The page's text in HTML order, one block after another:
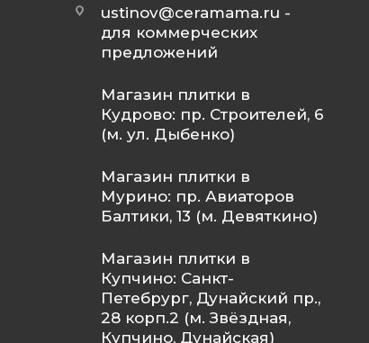
ustinov@ceramama.ru -
для коммерческих
предложений
Магазин плитки в
Кудрово: пр. Строителей, 6
(м. ул. Дыбенко)
Магазин плитки в
Мурино: пр. Авиаторов
Балтики, 13 (м. Девяткино)
Магазин плитки в
Купчино: Санкт-
Петебрург, Дунайский пр.,
28 корп.2 (м. Звёздная,
Купчино, Дунайская)